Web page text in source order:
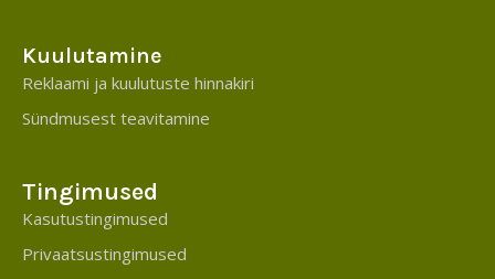
Kuulutamine
Reklaami ja kuulutuste hinnakiri
Sündmusest teavitamine
Tingimused
Kasutustingimused
Privaatsustingimused